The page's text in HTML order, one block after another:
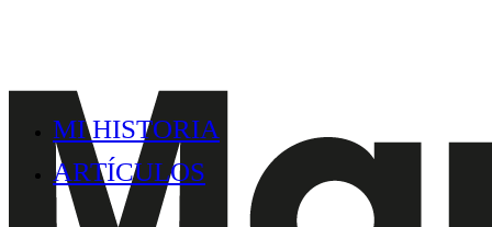
MI HISTORIA
ARTÍCULOS